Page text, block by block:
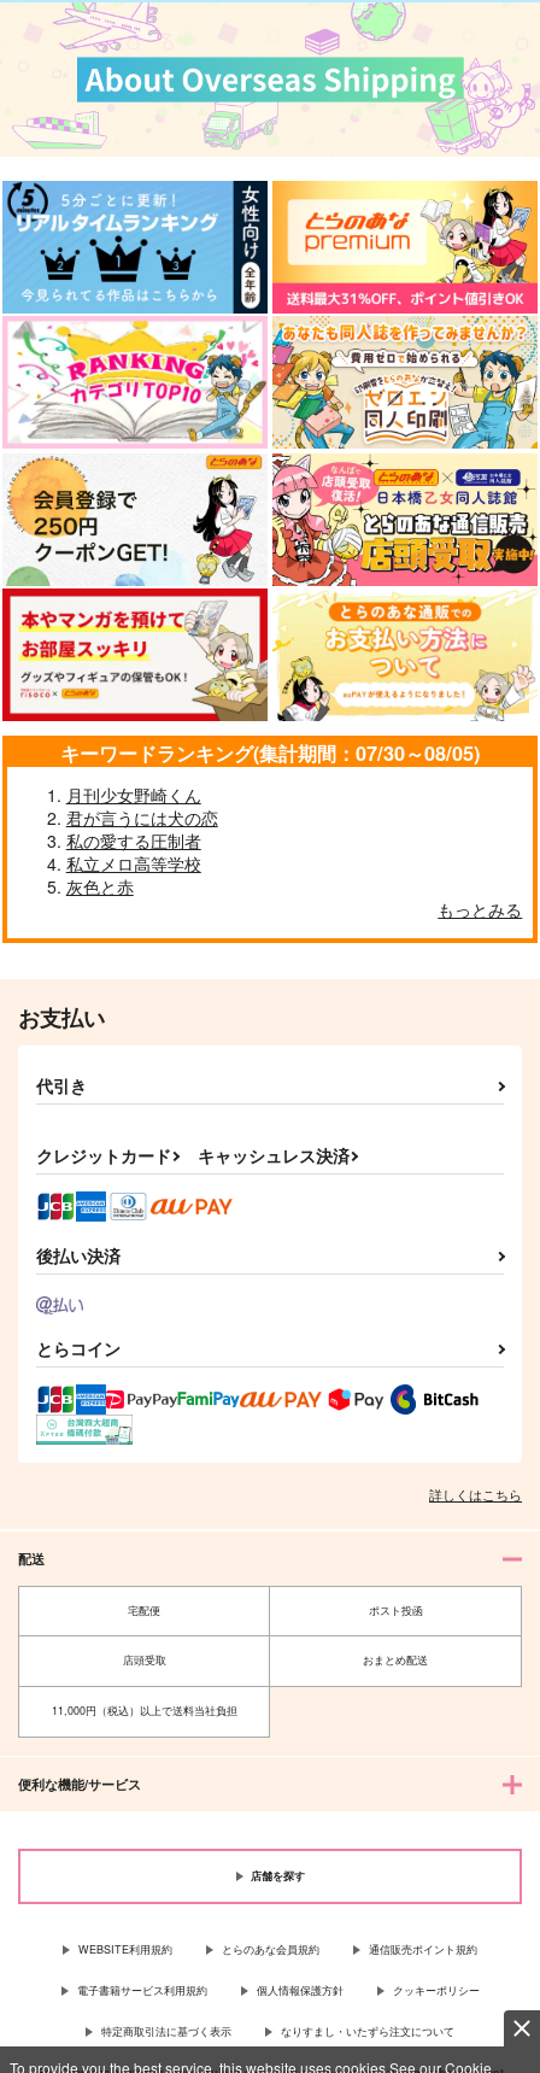
To provide you the best service, this website uses cookies.See our Cookie
キーワードランキング(集計期間：07/30～08/05)
月刊少女野崎くん
君が言うには犬の恋
私の愛する圧制者
私立メロ高等学校
灰色と赤
もっとみる
お支払い
代引き
クレジットカード キャッシュレス決済
後払い決済
とらコイン
詳しくはこちら
配送
宅配便 ポスト投函
店頭受取 おまとめ配送
11,000円（税込）以上で送料当社負担
便利な機能/サービス
店舗を探す
WEBSITE利用規約 とらのあな会員規約 通信販売ポイント規約
電子書籍サービス利用規約 個人情報保護方針 クッキーポリシー
特定商取引法に基づく表示 なりすまし・いたずら注文について